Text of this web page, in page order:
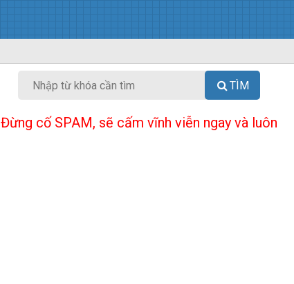
TÌM
Đừng cố SPAM, sẽ cấm vĩnh viễn ngay và luôn